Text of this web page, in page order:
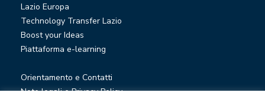
Lazio Europa
Technology Transfer Lazio
Boost your Ideas
Piattaforma e-learning
Orientamento e Contatti
Note legali e Privacy Policy